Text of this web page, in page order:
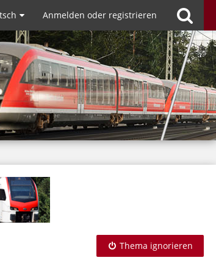
Anmelden oder registrieren
Thema ignorieren